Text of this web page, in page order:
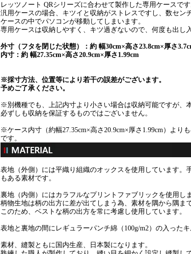
レッツノート QRシリーズに合わせて製作した専用ケースです
汎用ケースの場合、キツイと収納がストレスですし、数セン
ケースの中でパソコンが移動してしまいます。
専用ケースは収納しやすく、キツ過ぎないので、何度も出し
外寸（フタを閉じた状態）：約 幅30cm×高さ23.8cm×厚さ
内寸：約 幅27.35cm×高さ20.9cm×厚さ1.99cm
※採寸方法、位置等により若干の誤差がございます。
予めご了承ください。
※別機種でも、上記内寸より小さい場合は収納可能ですが、
必ずしも収納を保証するものではございません。
※ケース内寸（約幅27.35cm×高さ20.9cm×厚さ1.99cm）より
です。
表地（外側）には平織り組織のオックスを使用しています。
もある素材です。
裏地（内側）にはカラフルなプリントファブリックを使用し
柄物生地は柄の出方に差が出てしまう為、素材を隅から隅ま
このため、ベストな柄の出方を常に考慮し使用しています。
表地と裏地の間にレギュラーパンチ綿（100g/m2）の入った
素材、縫製ともに国内生産、日本製になります。